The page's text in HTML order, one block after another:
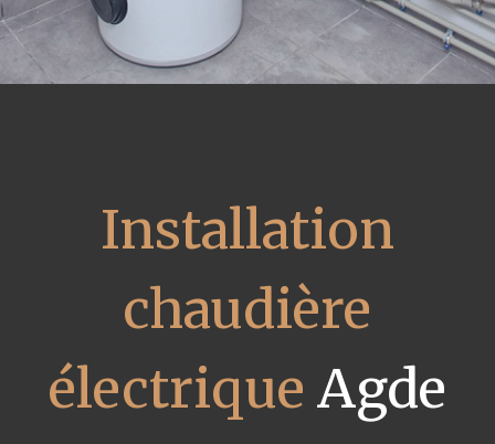
Installation
chaudière
électrique Agde